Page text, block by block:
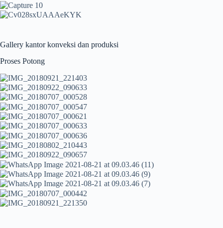
Gallery kantor konveksi dan produksi
Proses Potong